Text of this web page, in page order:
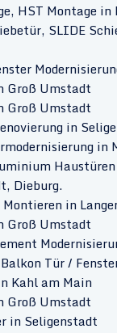
HST Montage in
SLIDE
Groß Umstadt
Groß Umstadt
in
in
Dieburg.
in
Groß Umstadt
Tür /
Kahl am Main
Groß Umstadt
in Seligenstadt